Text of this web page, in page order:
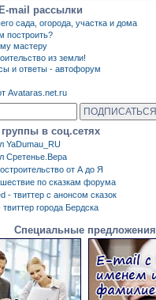
E-mail рассылки
сада, огорода, участка и дома
построить?
мастеру
из земли!
и ответы - автофорум
Avataras.net.ru
в соц.сетях
YaDumau_RU
Сретенье.Вера
от А до Я
по сказкам форума
- твиттер с анонсом сказок
города Бердска
Специальные предложения